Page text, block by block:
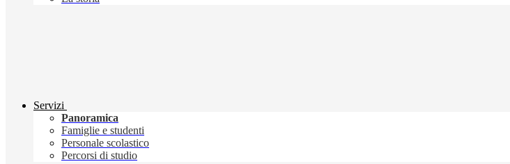
Servizi
Panoramica
Famiglie e studenti
Personale scolastico
Percorsi di studio